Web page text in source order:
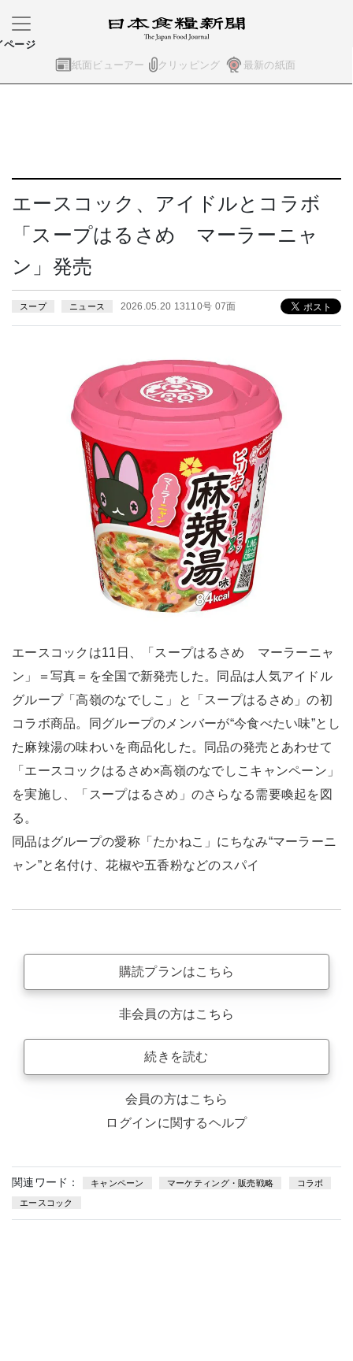
紙面ビューアー クリッピング 最新の紙面
ページ
エースコック、アイドルとコラボ
「スープはるさめ マーラーニャ
ン」発売
スープ ニュース 2026.05.20 13110号 07面
エースコックは11日、「スープはるさめ マーラーニャ
ン」＝写真＝を全国で新発売した。同品は人気アイドル
グループ「高嶺のなでしこ」と「スープはるさめ」の初
コラボ商品。同グループのメンバーが“今食べたい味”とし
た麻辣湯の味わいを商品化した。同品の発売とあわせて
「エースコックはるさめ×高嶺のなでしこキャンペーン」
を実施し、「スープはるさめ」のさらなる需要喚起を図
る。
同品はグループの愛称「たかねこ」にちなみ“マーラーニ
ャン”と名付け、花椒や五香粉などのスパイ
購読プランはこちら
非会員の方はこちら
続きを読む
会員の方はこちら
ログインに関するヘルプ
関連ワード： キャンペーン マーケティング・販売戦略 コラボ
エースコック